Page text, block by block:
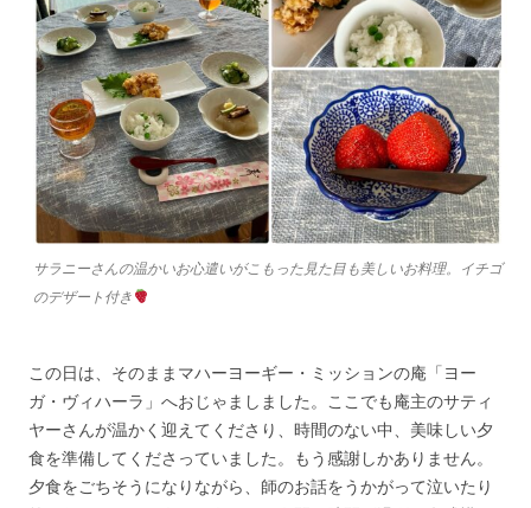
サラニーさんの温かいお心遣いがこもった見た目も美しいお料理。イチゴ
のデザート付き
この日は、そのままマハーヨーギー・ミッションの庵「ヨー
ガ・ヴィハーラ」へおじゃましました。ここでも庵主のサティ
ヤーさんが温かく迎えてくださり、時間のない中、美味しい夕
食を準備してくださっていました。もう感謝しかありません。
夕食をごちそうになりながら、師のお話をうかがって泣いたり